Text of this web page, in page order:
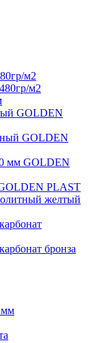
м2
м2
GOLDEN
GOLDEN
мм GOLDEN
PLAST
желтый
бронза